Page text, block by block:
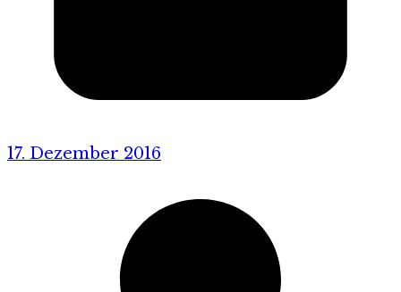
17. Dezember 2016